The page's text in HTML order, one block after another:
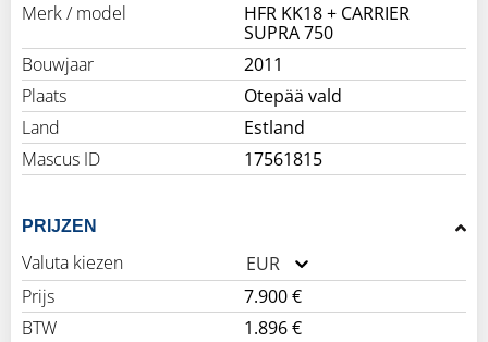
Merk / model
HFR KK18 + CARRIER
SUPRA 750
Bouwjaar
2011
Plaats
Otepää vald
Land
Estland
Mascus ID
17561815
PRIJZEN
Valuta kiezen
EUR
Prijs
7.900 €
BTW
1.896 €